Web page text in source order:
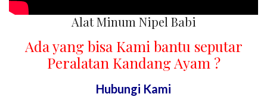
Alat Minum Nipel Babi
Ada yang bisa Kami bantu seputar
Peralatan Kandang Ayam ?
Hubungi Kami